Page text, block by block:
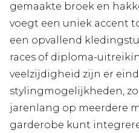
gemaakte broek en
voegt een uniek accent
een opvallend
races of diploma-
veelzijdigheid zijn er
stylingmogelijkheden,
jarenlang op meerdere
garderobe kunt